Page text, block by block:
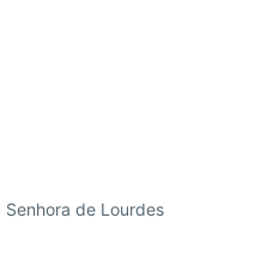
Senhora de Lourdes